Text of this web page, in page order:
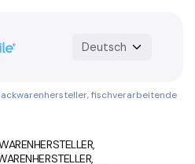
fischverarbeitende